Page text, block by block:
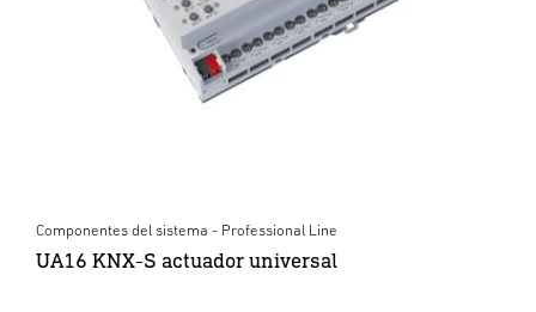
Componentes del sistema - Professional Line
UA16 KNX-S actuador universal